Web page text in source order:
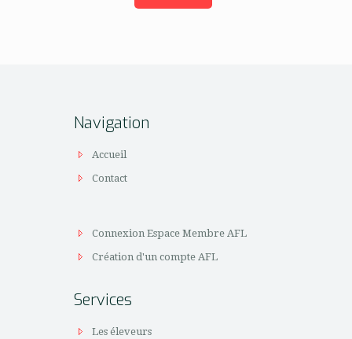
Navigation
Accueil
Contact
Connexion Espace Membre AFL
Création d'un compte AFL
Services
Les éleveurs